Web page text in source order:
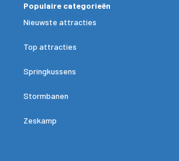
Populaire categorieën
Nieuwste attracties
Top attracties
Springkussens
Stormbanen
Zeskamp